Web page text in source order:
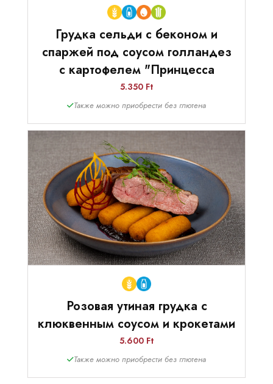
Грудка сельди с беконом и
спаржей под соусом голландез
с картофелем "Принцесса
5.350 Ft
Также можно приобрести без глютена
Розовая утиная грудка с
клюквенным соусом и крокетами
5.600 Ft
Также можно приобрести без глютена